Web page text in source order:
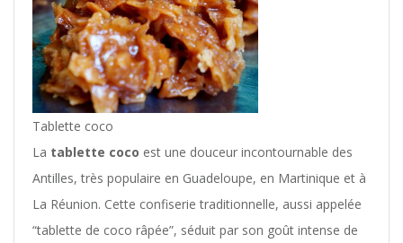
Tablette coco
La tablette coco est une douceur incontournable des
Antilles, très populaire en Guadeloupe, en Martinique et à
La Réunion. Cette confiserie traditionnelle, aussi appelée
“tablette de coco râpée”, séduit par son goût intense de